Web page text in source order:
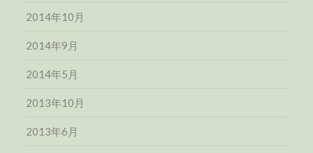
2014年10月
2014年9月
2014年5月
2013年10月
2013年6月